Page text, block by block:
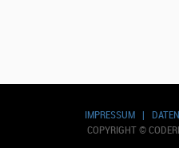
IMPRESSUM|
COPYRIGHT ©